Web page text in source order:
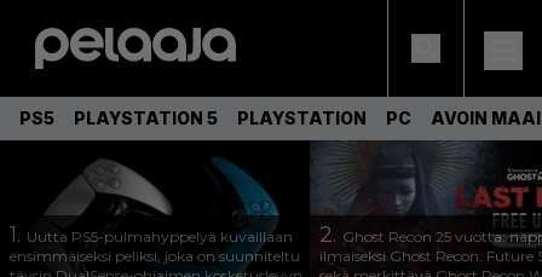
PS5 PLAYSTATION 5 PLAYSTATION PC AVOIN
1. Uutta PS5-pulmahyppelyä kuvaillaan
ensimmäiseksi peliksi, joka on suunniteltu
2. Ghost Recon 25 vuotta:
ilmaiseksi Ghost Recon: Future